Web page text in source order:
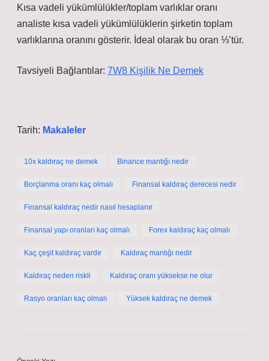
Kısa vadeli yükümlülükler/toplam varlıklar oranı
analiste kısa vadeli yükümlülüklerin şirketin toplam
varlıklarına oranını gösterir. İdeal olarak bu oran ⅓’tür.
Tavsiyeli Bağlantılar: 7W8 Kişilik Ne Demek
Tarih: Makaleler
10x kaldıraç ne demek Binance mantığı nedir
Borçlanma oranı kaç olmalı Finansal kaldıraç derecesi nedir
Finansal kaldıraç nedir nasıl hesaplanır
Finansal yapı oranları kaç olmalı Forex kaldıraç kaç olmalı
Kaç çeşit kaldıraç vardır Kaldıraç mantığı nedir
Kaldıraç neden riskli Kaldıraç oranı yüksekse ne olur
Rasyo oranları kaç olmalı Yüksek kaldıraç ne demek